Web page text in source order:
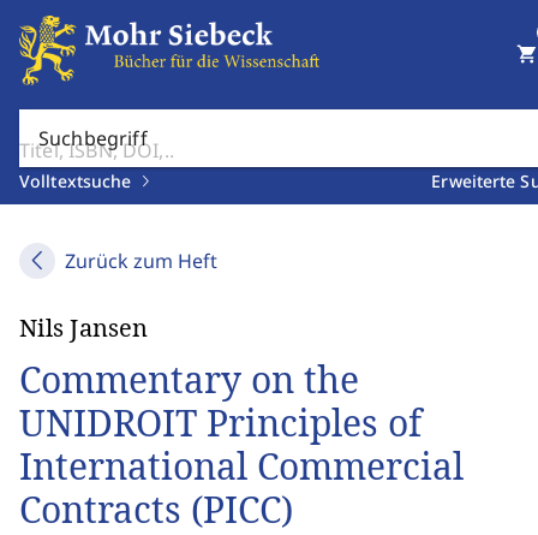
Suchbegriff
Volltextsuche Erweiterte
shopping_cart
Zurück zum Heft
Nils Jansen
Commentary on the
UNIDROIT Principles of
International Commercial
Contracts (PICC)